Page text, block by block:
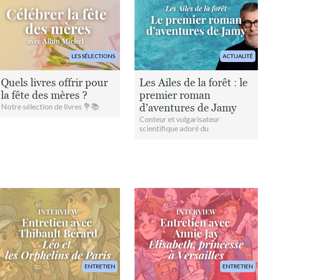
LES SÉLECTIONS
Quels livres offrir pour
la fête des mères ?
Notre sélection de livres 💐📚
ACTUALITÉ
Les Ailes de la forêt : le
premier roman
d’aventures de Jamy
Conteur et vulgarisateur
scientifique adoré du
Image
ENTRETIEN
Image
ENTRETIEN